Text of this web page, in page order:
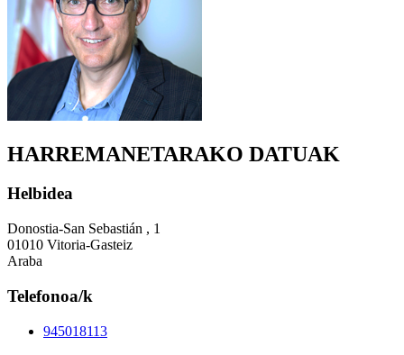
HARREMANETARAKO DATUAK
Helbidea
Donostia-San Sebastián , 1
01010 Vitoria-Gasteiz
Araba
Telefonoa/k
945018113